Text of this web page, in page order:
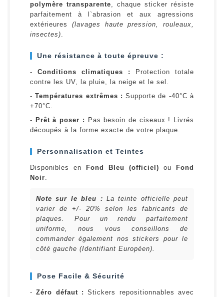
polymère transparente, chaque sticker résiste
parfaitement à l`abrasion et aux agressions
extérieures (lavages haute pression, rouleaux,
insectes).
Une résistance à toute épreuve :
- Conditions climatiques :
Protection totale
contre les UV, la pluie, la neige et le sel.
-Températures extrêmes : Supporte de -40°C à
+70°C.
- Prêt à poser :
Pas besoin de ciseaux ! Livrés
découpés à la forme exacte de votre plaque.
Personnalisation et Teintes
Disponibles en Fond Bleu (officiel) ou
Fond
Noir.
Note sur le bleu : La teinte officielle peut
varier de +/- 20% selon les fabricants de
plaques. Pour un rendu parfaitement
uniforme, nous vous conseillons de
commander également nos stickers pour le
côté gauche (Identifiant Européen).
Pose Facile & Sécurité
-Zéro défaut : Stickers repositionnables avec